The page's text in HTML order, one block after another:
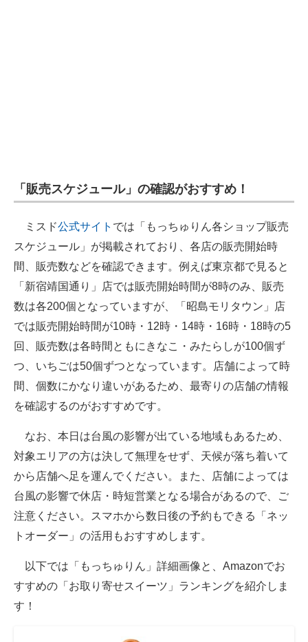
「販売スケジュール」の確認がおすすめ！
ミスド公式サイト では「もっちゅりん各ショップ販売
スケジュール」が掲載されており、各店の販売開始時
間、販売数などを確認できます。例えば東京都で見ると
「新宿靖国通り」店では販売開始時間が8時のみ、販売
数は各200個となっていますが、「昭島モリタウン」店
では販売開始時間が10時・12時・14時・16時・18時の5
回、販売数は各時間ともにきなこ・みたらしが100個ず
つ、いちごは50個ずつとなっています。店舗によって時
間、個数にかなり違いがあるため、最寄りの店舗の情報
を確認するのがおすすめです。
なお、本日は台風の影響が出ている地域もあるため、
対象エリアの方は決して無理をせず、天候が落ち着いて
から店舗へ足を運んでください。また、店舗によっては
台風の影響で休店・時短営業となる場合があるので、ご
注意ください。スマホから数日後の予約もできる「ネッ
トオーダー」の活用もおすすめします。
以下では「もっちゅりん」詳細画像と、Amazonでお
すすめの「お取り寄せスイーツ」ランキングを紹介しま
す！